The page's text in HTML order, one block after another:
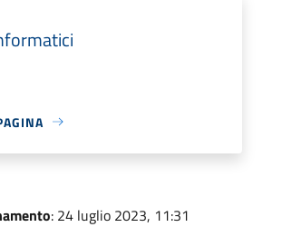
: 24 luglio 2023, 11:31